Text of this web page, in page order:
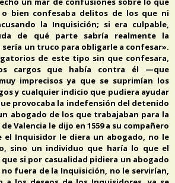
bien confesaba delitos de los que ni
la Inquisición; si era culpable,
de qué parte sabría realmente la
sería un truco para obligarle a confesar».
de este tipo sin que confesara,
cargos que había contra él —que
imprecisos ya que se suprimían los
y cualquier indicio que pudiera ayudar
provocaba la indefensión del detenido
abogado de los que trabajaban para la
Valencia le dijo en 1559 a su compañero
el Inquisidor le diera un abogado, no le
sino un individuo que haría lo que el
si por casualidad pidiera un abogado
fuera de la Inquisición, no le servirían,